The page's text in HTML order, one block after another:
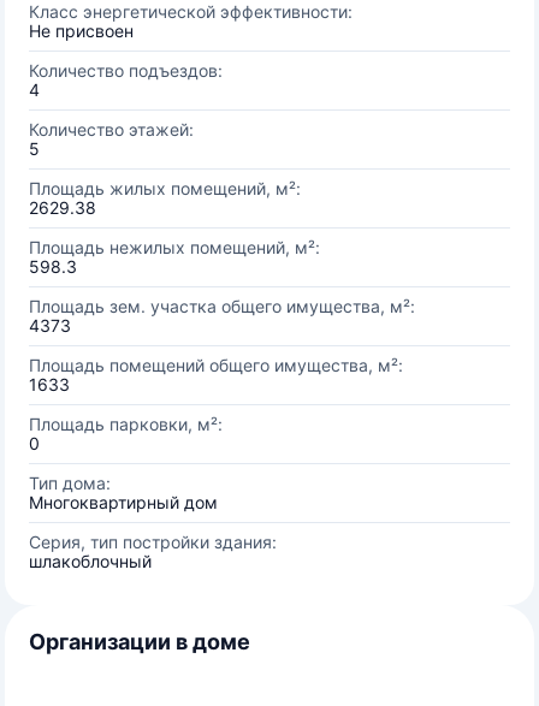
Класс энергетической эффективности:
Не присвоен
Количество подъездов:
4
Количество этажей:
5
Площадь жилых помещений, м²:
2629.38
Площадь нежилых помещений, м²:
598.3
Площадь зем. участка общего имущества, м²:
4373
Площадь помещений общего имущества, м²:
1633
Площадь парковки, м²:
0
Тип дома:
Многоквартирный дом
Серия, тип постройки здания:
шлакоблочный
Организации в доме